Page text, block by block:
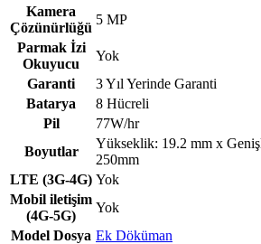
Kamera
Çözünürlüğü
5 MP
Parmak İzi
Okuyucu
Yok
Garanti
3 Yıl Yerinde Garanti
Batarya
8 Hücreli
Pil
77W/hr
Boyutlar
Yükseklik: 19.2 mm x
250mm
LTE (3G-4G) Yok
Mobil iletişim
(4G-5G)
Yok
Model Dosya Ek Döküman